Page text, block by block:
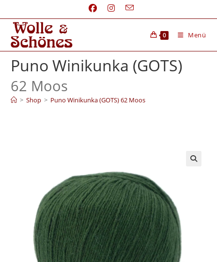
0 Menü
Puno Winikunka (GOTS)
62 Moos
> Shop > Puno Winikunka (GOTS) 62 Moos